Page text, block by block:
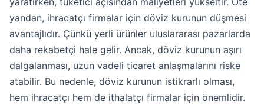
yandan, ihracatçı firmalar için döviz kurunun düşmesi
avantajlıdır. Çünkü yerli ürünler uluslararası pazarlarda
daha rekabetçi hale gelir. Ancak, döviz kurunun aşırı
dalgalanması, uzun vadeli ticaret anlaşmalarını riske
atabilir. Bu nedenle, döviz kurunun istikrarlı olması,
hem ihracatçı hem de ithalatçı firmalar için önemlidir.